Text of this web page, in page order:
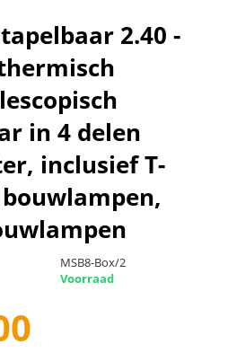
2.40 -
in 4 delen
inclusief T-
MSB8-Box/2
Voorraad